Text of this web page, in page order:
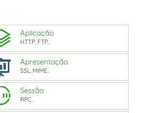
Aplicação
HTTP, FTP...
Apresentação
SSL, MIME...
Sessão
RPC...